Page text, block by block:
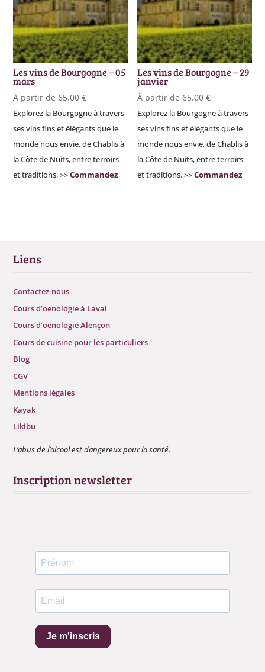
Les vins de Bourgogne – 05
mars
À partir de65.00€
Explorez la Bourgogne à travers
ses vins fins et élégants que le
monde nous envie, de Chablis à
la Côte de Nuits, entre terroirs
et traditions. >>Commandez
Les vins de Bourgogne – 29
janvier
À partir de65.00€
Explorez la Bourgogne à travers
ses vins fins et élégants que le
monde nous envie, de Chablis à
la Côte de Nuits, entre terroirs
et traditions. >>Commandez
Liens
Contactez-nous
Cours d’oenologie à Laval
Cours d’oenologie Alençon
Cours de cuisine pour les particuliers
Blog
CGV
Mentions légales
Kayak
Likibu
L’abus de l’alcool est dangereux pour la santé.
Inscription newsletter
Je m'inscris